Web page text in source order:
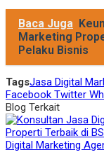
Baca Juga
Marketing
Pelaku Bisnis
TagsJasa Digital
Facebook Twitter
Blog Terkait
Digital Marketing